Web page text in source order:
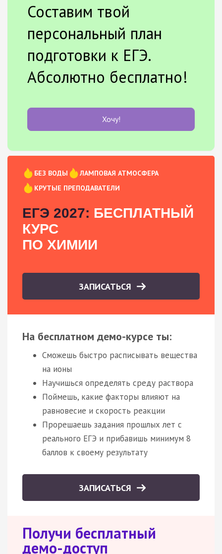
Составим твой
персональный план
подготовки к ЕГЭ.
Абсолютно бесплатно!
Хочу!
БЕЗ ВОДЫ
ЛАМПОВАЯ АТМОСФЕРА
КРУТЫЕ ПРЕПОДАВАТЕЛИ
ЕГЭ 2027: БЕСПЛАТНЫЙ
КУРС
ПО ХИМИИ
ЗАПИСАТЬСЯ
На бесплатном демо-курсе ты:
Сможешь быстро расписывать вещества
на ионы
Научишься определять среду раствора
Поймешь, какие факторы влияют на
равновесие и скорость реакции
Прорешаешь задания прошлых лет с
реального ЕГЭ и прибавишь минимум 8
баллов к своему результату
ЗАПИСАТЬСЯ
Получи бесплатный
демо-доступ